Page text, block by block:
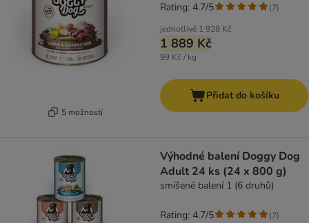
5 možností
jednotlivě 1 928 Kč
1 889 Kč
99 Kč / kg
Rating: 4.7/5 (7)
Přidat do košíku
Výhodné balení Doggy Dog
Adult 24 ks (24 x 800 g)
smíšené balení 1 (6 druhů)
Rating: 4.7/5 (7)